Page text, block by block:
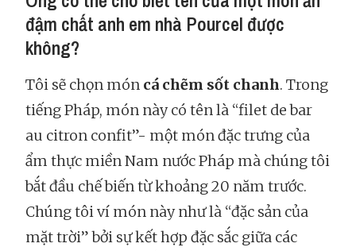
đậm chất anh em nhà Pourcel được
không?
Tôi sẽ chọn món cá chẽm sốt chanh. Trong
tiếng Pháp, món này có tên là “filet de bar
au citron confit”- một món đặc trưng của
ẩm thực miền Nam nước Pháp mà chúng tôi
bắt đầu chế biến từ khoảng 20 năm trước.
Chúng tôi ví món này như là “đặc sản của
mặt trời” bởi sự kết hợp đặc sắc giữa các